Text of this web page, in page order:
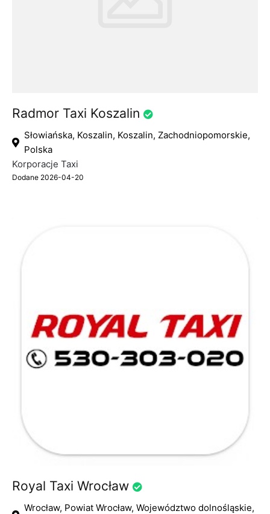
Radmor Taxi Koszalin
Słowiańska, Koszalin, Koszalin, Zachodniopomorskie,
Polska
Korporacje Taxi
Dodane 2026-04-20
Royal Taxi Wrocław
Wrocław, Powiat Wrocław, Województwo dolnośląskie,